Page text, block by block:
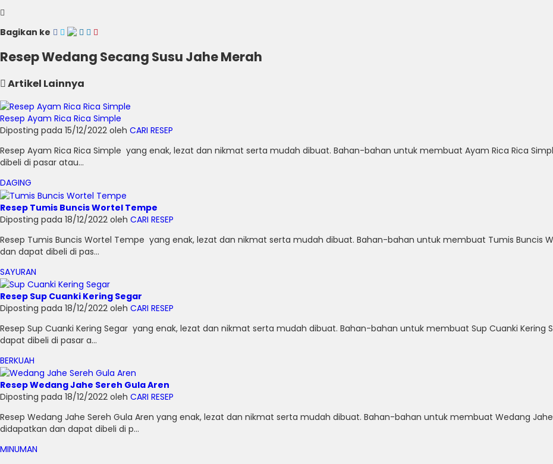
Bagikan ke
Resep Wedang Secang Susu Jahe Merah
Artikel Lainnya
Resep Ayam Rica Rica Simple
Diposting pada 15/12/2022 oleh CARI RESEP
Resep Ayam Rica Rica Simple yang enak, lezat dan nikmat serta mudah dibuat. Bahan-bahan untuk membuat Ayam Rica Rica
dibeli di pasar atau...
DAGING
Resep Tumis Buncis Wortel Tempe
Diposting pada 18/12/2022 oleh CARI RESEP
Resep Tumis Buncis Wortel Tempe yang enak, lezat dan nikmat serta mudah dibuat. Bahan-bahan untuk membuat Tumis Buncis
dan dapat dibeli di pas...
SAYURAN
Resep Sup Cuanki Kering Segar
Diposting pada 18/12/2022 oleh CARI RESEP
Resep Sup Cuanki Kering Segar yang enak, lezat dan nikmat serta mudah dibuat. Bahan-bahan untuk membuat Sup Cuanki
dapat dibeli di pasar a...
BERKUAH
Resep Wedang Jahe Sereh Gula Aren
Diposting pada 18/12/2022 oleh CARI RESEP
Resep Wedang Jahe Sereh Gula Aren yang enak, lezat dan nikmat serta mudah dibuat. Bahan-bahan untuk membuat Wedang
didapatkan dan dapat dibeli di p...
MINUMAN